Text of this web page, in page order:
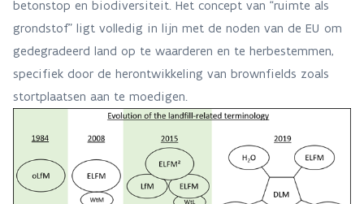
betonstop en biodiversiteit. Het concept van “ruimte als
grondstof” ligt volledig in lijn met de noden van de EU om
gedegradeerd land op te waarderen en te herbestemmen,
specifiek door de herontwikkeling van brownfields zoals
stortplaatsen aan te moedigen.